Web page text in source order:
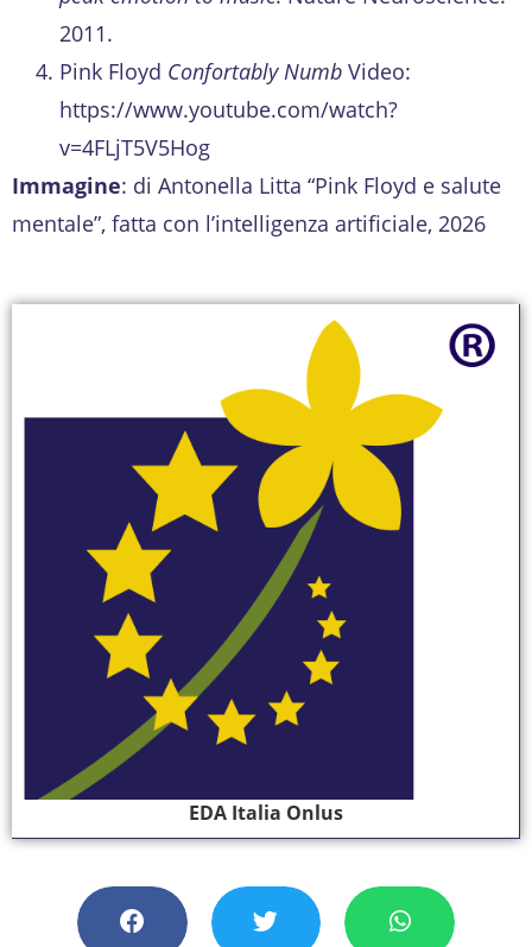
2011.
Pink Floyd Confortably Numb Video:
https://www.youtube.com/watch?
v=4FLjT5V5Hog
Immagine: di Antonella Litta “Pink Floyd e salute
mentale”, fatta con l’intelligenza artificiale, 2026
EDA Italia Onlus